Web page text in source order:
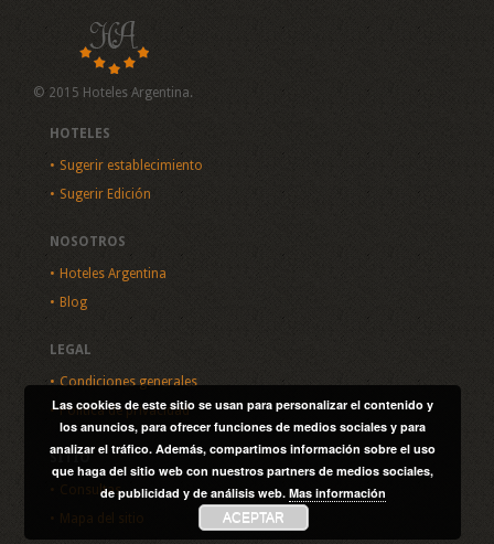
© 2015 Hoteles Argentina.
HOTELES
Sugerir establecimiento
Sugerir Edición
NOSOTROS
Hoteles Argentina
Blog
LEGAL
Condiciones generales
Política de privacidad
SITIO
Consultas
Mapa del sitio
Las cookies de este sitio se usan para personalizar el contenido y
los anuncios, para ofrecer funciones de medios sociales y para
analizar el tráfico. Además, compartimos información sobre el uso
que haga del sitio web con nuestros partners de medios sociales,
de publicidad y de análisis web. Mas información
ACEPTAR